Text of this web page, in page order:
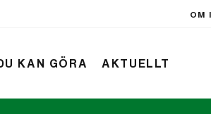
OM
KAN GÖRA AKTUELLT